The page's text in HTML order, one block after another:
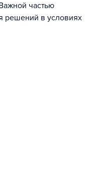
частью
решений в условиях